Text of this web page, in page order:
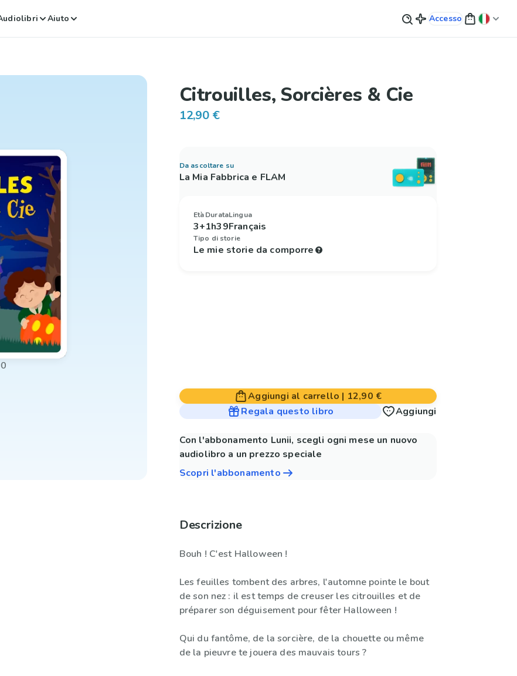
Aiuto Accesso
Citrouilles, Sorcières & Cie
12,90 €
Da ascoltare su
La Mia Fabbrica e FLAM
Età
3+
Durata
1h39
Lingua
Français
Tipo di storie
Le mie storie da comporre
Aggiungi al carrello | 12,90 €
Regala questo libro
Aggiungi
Con l'abbonamento Lunii, scegli ogni mese un nuovo
audiolibro a un prezzo speciale
Scopri l'abbonamento
Descrizione
Bouh ! C'est Halloween !
Les feuilles tombent des arbres, l'automne pointe le bout
de son nez : il est temps de creuser les citrouilles et de
préparer son déguisement pour fêter Halloween !
Qui du fantôme, de la sorcière, de la chouette ou même
de la pieuvre te jouera des mauvais tours ?